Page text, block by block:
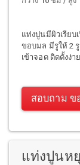
แท่งปูนมีผิวเรีย
ขอบมล มีรูให้ 2
เข้าจอด ติดตั้งง่า
สอบถาม ข
แท่งปูนห